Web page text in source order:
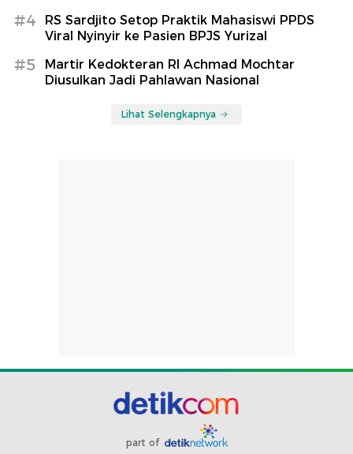
#4
RS Sardjito Setop Praktik Mahasiswi PPDS
Viral Nyinyir ke Pasien BPJS Yurizal
#5
Martir Kedokteran RI Achmad Mochtar
Diusulkan Jadi Pahlawan Nasional
Lihat Selengkapnya
part of